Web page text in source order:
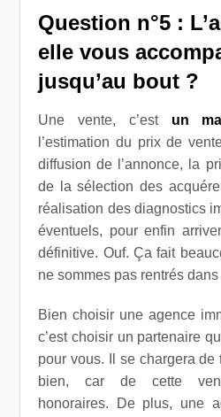
Question n°5 :
elle vous
jusqu’au bout ?
Une vente, c’est un
l’estimation du prix de
diffusion de l’annonce, la
de la sélection des
réalisation des diagnostics
éventuels, pour enfin
définitive. Ouf. Ça fait
ne sommes pas rentrés
Bien choisir une agence
c’est choisir un partenaire
pour vous. Il se chargera de
bien, car de cette
honoraires. De plus, une